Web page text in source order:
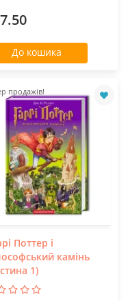
До кошика
продажів!
Поттер і
камінь
1)